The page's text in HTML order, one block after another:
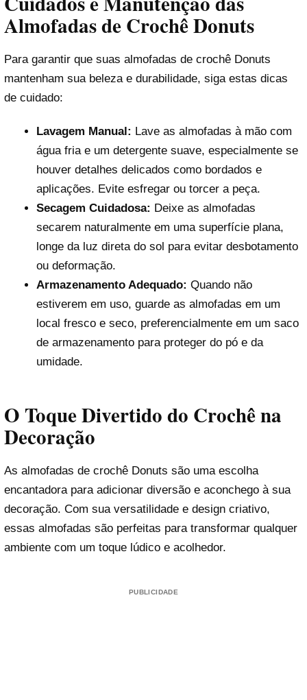
Almofadas de Crochê Donuts
Para garantir que suas almofadas de crochê Donuts
mantenham sua beleza e durabilidade, siga estas dicas
de cuidado:
Lavagem Manual: Lave as almofadas à mão com
água fria e um detergente suave, especialmente se
houver detalhes delicados como bordados e
aplicações. Evite esfregar ou torcer a peça.
Secagem Cuidadosa: Deixe as almofadas
secarem naturalmente em uma superfície plana,
longe da luz direta do sol para evitar desbotamento
ou deformação.
Armazenamento Adequado: Quando não
estiverem em uso, guarde as almofadas em um
local fresco e seco, preferencialmente em um saco
de armazenamento para proteger do pó e da
umidade.
O Toque Divertido do Crochê na
Decoração
As almofadas de crochê Donuts são uma escolha
encantadora para adicionar diversão e aconchego à sua
decoração. Com sua versatilidade e design criativo,
essas almofadas são perfeitas para transformar qualquer
ambiente com um toque lúdico e acolhedor.
PUBLICIDADE